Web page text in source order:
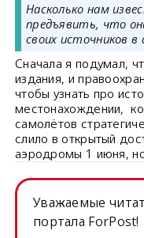
Насколько нам
предъявить, что
своих источников
Сначала я подумал,
издания, и
чтобы узнать про
местонахождении,
самолётов
слило в открытый
аэродромы 1 июня,
Уважаемые
портала ForPost!